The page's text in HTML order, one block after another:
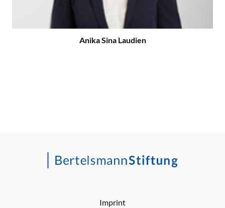
Anika Sina Laudien
Imprint